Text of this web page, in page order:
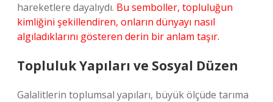
hareketlere dayalıydı. Bu semboller, topluluğun
kimliğini şekillendiren, onların dünyayı nasıl
algıladıklarını gösteren derin bir anlam taşır.
Topluluk Yapıları ve Sosyal Düzen
Galalitlerin toplumsal yapıları, büyük ölçüde tarıma